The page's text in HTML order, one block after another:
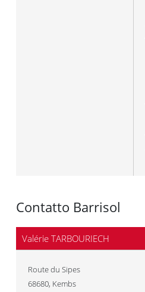
Contatto Barrisol
Valérie TARBOURIECH
Route du Sipes
68680, Kembs